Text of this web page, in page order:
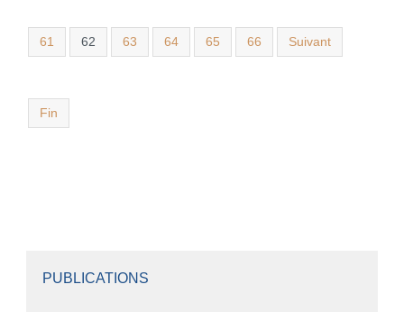
61 62 63 64 65 66 Suivant
Fin
PUBLICATIONS